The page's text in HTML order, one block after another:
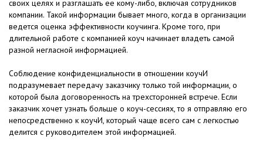
своих целях и разглашать ее кому-либо, включая сотрудников
компании. Такой информации бывает много, когда в организации
ведется оценка эффективности коучинга. Кроме того, при
длительной работе с компанией коуч начинает владеть самой
разной негласной информацией.
Соблюдение конфиденциальности в отношении коучИ
подразумевает передачу заказчику только той информации, о
которой была договоренность на трехсторонней встрече. Если
заказчик хочет узнать больше о коуч-сессиях, то я отправляю его
непосредственно к коучИ, который чаще всего сам с легкостью
делится с руководителем этой информацией.